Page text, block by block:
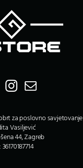
za poslovno savjetovanje
Vasiljević
44, Zagreb